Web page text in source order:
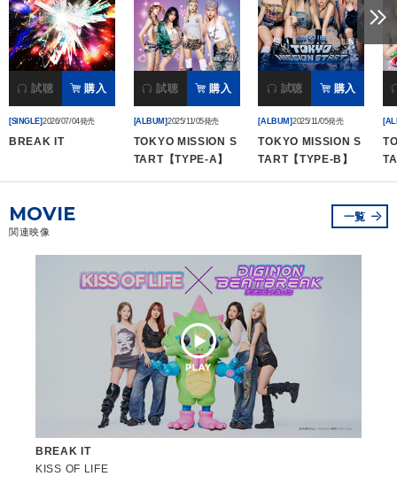
試聴 購入
[SINGLE]2026/07/04発売
BREAK IT
試聴 購入
[ALBUM]2025/11/05発売
TOKYO MISSION S
TART【TYPE-A】
試聴 購入
[ALBUM]2025/11/05発売
TOKYO MISSION S
TART【TYPE-B】
MOVIE
関連映像
一覧
BREAK IT
KISS OF LIFE